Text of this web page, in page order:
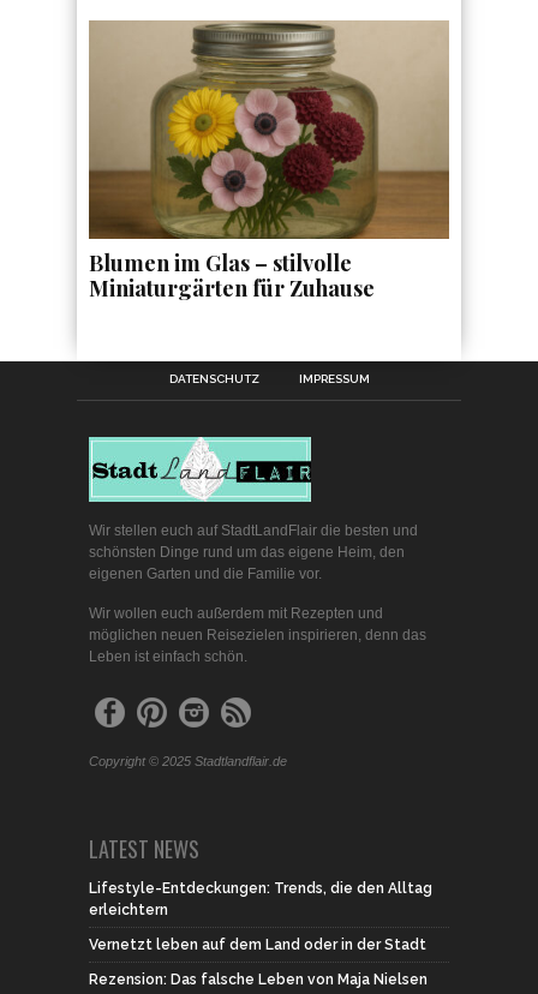
Blumen im Glas – stilvolle
Miniaturgärten für Zuhause
DATENSCHUTZ IMPRESSUM
Wir stellen euch auf StadtLandFlair die besten und
schönsten Dinge rund um das eigene Heim, den
eigenen Garten und die Familie vor.
Wir wollen euch außerdem mit Rezepten und
möglichen neuen Reisezielen inspirieren, denn das
Leben ist einfach schön.
Copyright © 2025 Stadtlandflair.de
LATEST NEWS
Lifestyle-Entdeckungen: Trends, die den Alltag
erleichtern
Vernetzt leben auf dem Land oder in der Stadt
Rezension: Das falsche Leben von Maja Nielsen